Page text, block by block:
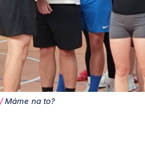
Máme na to?